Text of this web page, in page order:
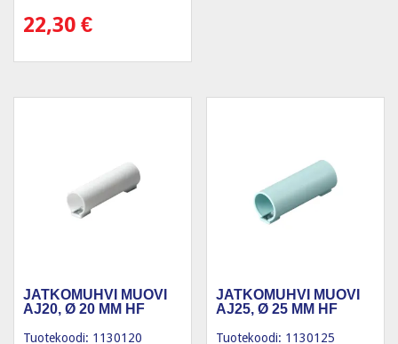
22,30 €
JATKOMUHVI MUOVI
AJ20, Ø 20 MM HF
Tuotekoodi: 1130120
JATKOMUHVI MUOVI
AJ25, Ø 25 MM HF
Tuotekoodi: 1130125